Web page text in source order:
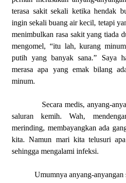
terasa sakit sekali ketika hendak
ingin sekali buang air kecil, tetapi
menimbulkan rasa sakit yang tiada
mengomel, “itu lah, kurang
putih yang banyak sana.” Saya
merasa apa yang emak bilang
minum.
Secara medis, anyang-
saluran kemih. Wah,
merinding, membayangkan ada
kita. Namun mari kita telusuri
sehingga mengalami infeksi.
Umumnya anyang-anyangan